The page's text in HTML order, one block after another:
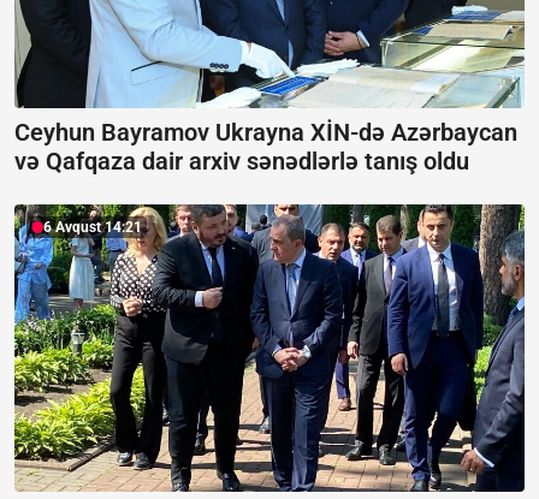
Ceyhun Bayramov Ukrayna XİN-də Azərbaycan
və Qafqaza dair arxiv sənədlərlə tanış oldu
6 Avqust 14:21